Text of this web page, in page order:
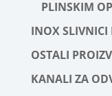
PLINSKIM
INOX SLIVNICI
OSTALI
KANALI ZA